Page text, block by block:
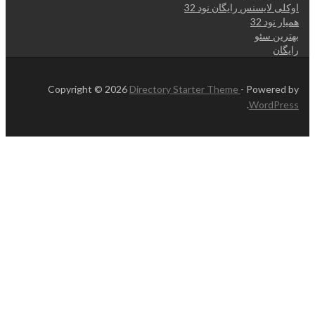
اوکلی لایسنس رایگان نود 32
همیار نود 32
بهترین سئو
رایگان
Copyright © 2026 Directory Starter Theme - Powered by
WordPress
.